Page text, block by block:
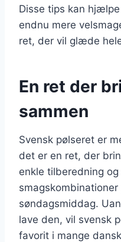
Disse tips kan
endnu mere
ret, der vil glæde
En ret der
sammen
Svensk pølseret er
det er en ret, der
enkle tilberedning
søndagsmiddag.
lave den, vil svensk
favorit i mange